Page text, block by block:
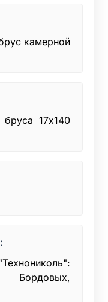
камерной
17х140
Бордовых,